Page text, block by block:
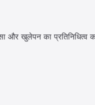
और खुलेपन का प्रतिनिधित्व